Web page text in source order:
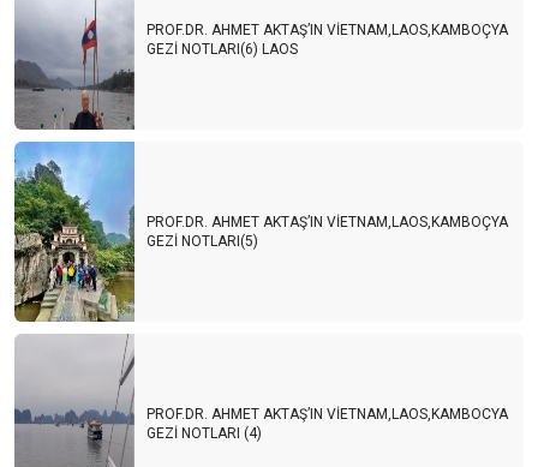
PROF.DR. AHMET AKTAŞ’IN VİETNAM,LAOS,KAMBOÇYA
GEZİ NOTLARI(6) LAOS
PROF.DR. AHMET AKTAŞ’IN VİETNAM,LAOS,KAMBOÇYA
GEZİ NOTLARI(5)
PROF.DR. AHMET AKTAŞ’IN VİETNAM,LAOS,KAMBOCYA
GEZİ NOTLARI (4)